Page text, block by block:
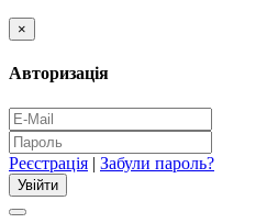
×
Авторизація
Реєстрація | Забули пароль?